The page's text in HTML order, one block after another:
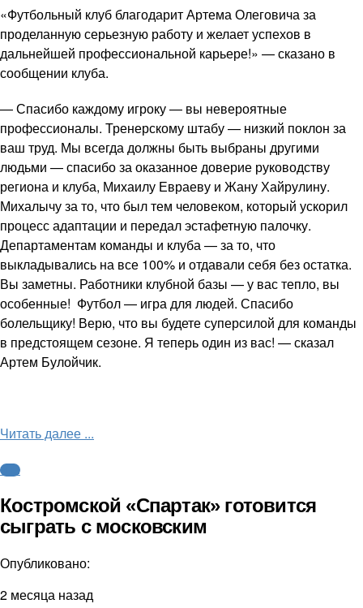
«Футбольный клуб благодарит Артема Олеговича за
проделанную серьезную работу и желает успехов в
дальнейшей профессиональной карьере!» — сказано в
сообщении клуба.
— Спасибо каждому игроку — вы невероятные
профессионалы. Тренерскому штабу — низкий поклон за
ваш труд. Мы всегда должны быть выбраны другими
людьми — спасибо за оказанное доверие руководству
региона и клуба, Михаилу Евраеву и Жану Хайрулину.
Михалычу за то, что был тем человеком, который ускорил
процесс адаптации и передал эстафетную палочку.
Департаментам команды и клуба — за то, что
выкладывались на все 100% и отдавали себя без остатка.
Вы заметны. Работники клубной базы — у вас тепло, вы
особенные! Футбол — игра для людей. Спасибо
болельщику! Верю, что вы будете суперсилой для команды
в предстоящем сезоне. Я теперь один из вас! — сказал
Артем Булойчик.
Читать далее ...
ФНЛ
Костромской «Спартак» готовится
сыграть с московским
Опубликовано:
2 месяца назад